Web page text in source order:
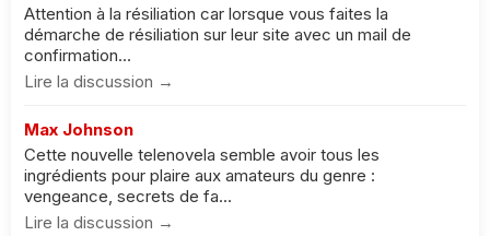
Attention à la résiliation car lorsque vous faites la
démarche de résiliation sur leur site avec un mail de
confirmation...
Lire la discussion →
Max Johnson
Cette nouvelle telenovela semble avoir tous les
ingrédients pour plaire aux amateurs du genre :
vengeance, secrets de fa...
Lire la discussion →